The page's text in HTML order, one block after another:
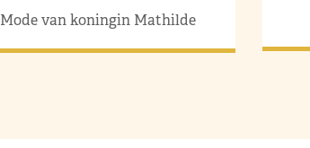
Mode van koningin Mathilde